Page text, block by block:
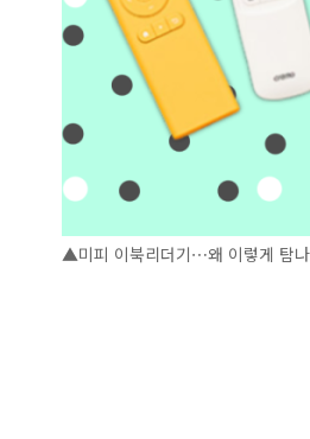
▲미피 이북리더기⋯왜 이렇게 탐